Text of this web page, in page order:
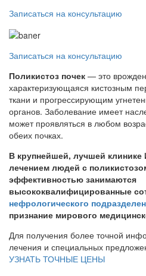
Записаться на консультацию
Записаться на консультацию
Поликистоз почек — это
характеризующаяся кистозным
ткани и прогрессирующим
органов. Заболевание имеет
может проявляться в любом
обеих почках.
В крупнейшей, лучшей
лечением людей с
эффективностью занимаются
высококвалифицированные
нефрологического
признание мирового
Для получения более точной
лечения и специальных
УЗНАТЬ ТОЧНЫЕ ЦЕНЫ